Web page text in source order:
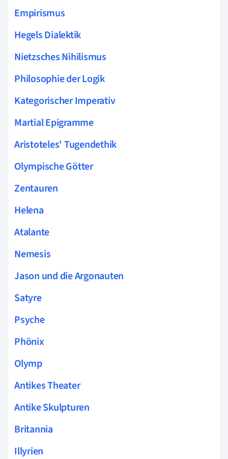
Empirismus
Hegels Dialektik
Nietzsches Nihilismus
Philosophie der Logik
Kategorischer Imperativ
Martial Epigramme
Aristoteles' Tugendethik
Olympische Götter
Zentauren
Helena
Atalante
Nemesis
Jason und die Argonauten
Satyre
Psyche
Phönix
Olymp
Antikes Theater
Antike Skulpturen
Britannia
Illyrien